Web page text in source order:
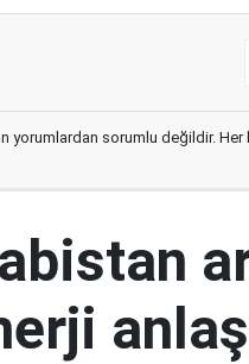
sorumlu değildir. Her